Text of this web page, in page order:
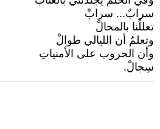
سرابٌ... سرابْ
تعللُنا بالمحالْ
وتعلمُ أن الليالي طوالْ
وأن الحروب على الأمنياتِ
سِجالْ.